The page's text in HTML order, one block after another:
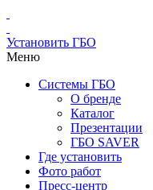
Установить ГБО
Меню
Системы ГБО
О бренде
Каталог
Презентации
ГБО SAVER
Где установить
Фото работ
Пресс-центр